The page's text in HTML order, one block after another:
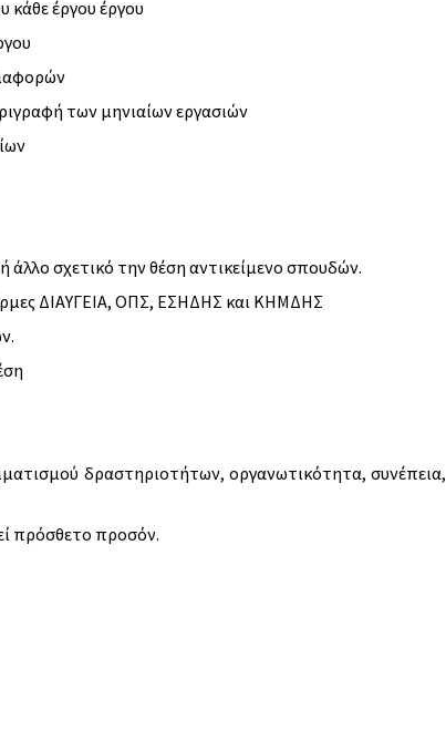
έργου έργου
των μηνιαίων εργασιών
σχετικό την θέση αντικείμενο σπουδών.
ΔΙΑΥΓΕΙΑ, ΟΠΣ, ΕΣΗΔΗΣ και ΚΗΜΔΗΣ
δραστηριοτήτων, οργανωτικότητα, συνέπεια,
πρόσθετο προσόν.